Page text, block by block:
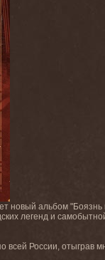
новый альбом "Боязнь
легенд и
России, отыграв